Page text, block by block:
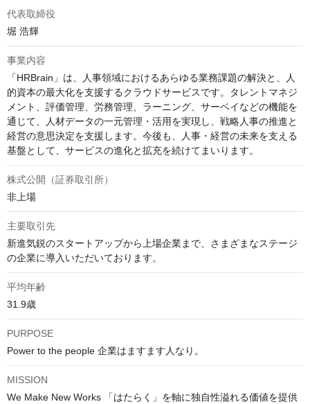
代表取締役
堀 浩輝
事業内容
「HRBrain」は、人事領域におけるあらゆる業務課題の解決と、人
的資本の最大化を支援するクラウドサービスです。タレントマネジ
メント、評価管理、労務管理、ラーニング、サーベイなどの機能を
通じて、人材データの一元管理・活用を実現し、戦略人事の推進と
経営の意思決定を支援します。今後も、人事・経営の未来を支える
基盤として、サービスの進化と拡充を続けてまいります。
株式公開（証券取引所）
非上場
主要取引先
新進気鋭のスタートアップから上場企業まで、さまざまなステージ
の企業に導入いただいております。
平均年齢
31.9歳
PURPOSE
Power to the people 企業はますます人なり。
MISSION
We Make New Works 「はたらく」を軸に独自性溢れる価値を提供